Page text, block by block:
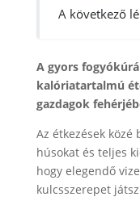
A következő
A gyors
kalóriatartalmú
gazdagok
Az étkezések közé
húsokat és teljes
hogy elegendő
kulcsszerepet